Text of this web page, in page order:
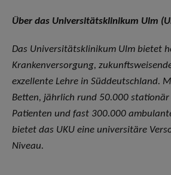
Über das Universitätsklinikum Ulm
Das Universitätsklinikum Ulm bietet
Krankenversorgung,
exzellente Lehre in Süddeutschland.
Betten, jährlich rund 50.000
Patienten und fast 300.000
bietet das UKU eine universitäre
Niveau.